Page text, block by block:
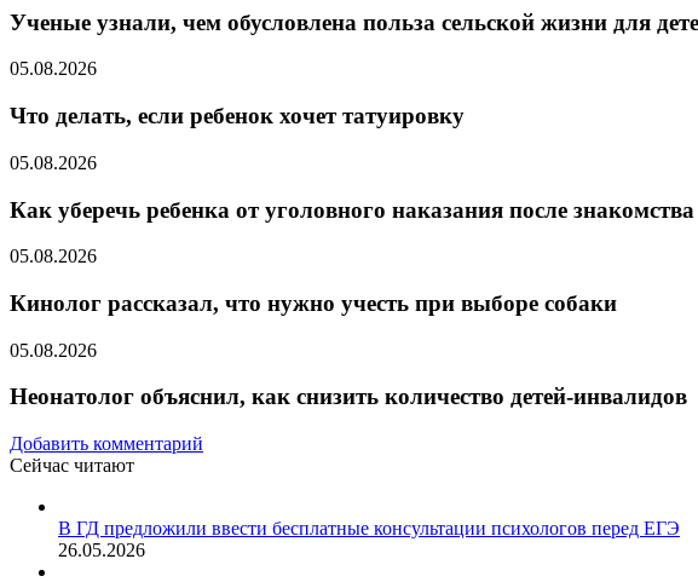
Ученые узнали, чем обусловлена польза сельской жизни для
05.08.2026
Что делать, если ребенок хочет татуировку
05.08.2026
Как уберечь ребенка от уголовного наказания после
05.08.2026
Кинолог рассказал, что нужно учесть при выборе собаки
05.08.2026
Неонатолог объяснил, как снизить количество детей-инвалидов
Добавить комментарий
Сейчас читают
В ГД предложили ввести бесплатные консультации психологов перед ЕГЭ
26.05.2026